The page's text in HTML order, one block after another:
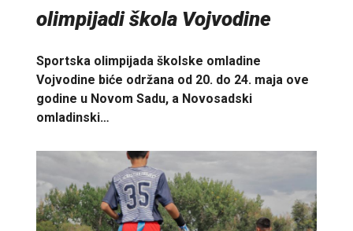
olimpijadi škola Vojvodine
Sportska olimpijada školske omladine
Vojvodine biće održana od 20. do 24. maja ove
godine u Novom Sadu, a Novosadski
omladinski…